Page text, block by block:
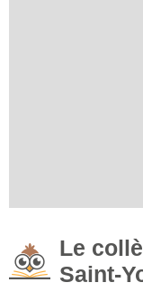
Le
Saint-